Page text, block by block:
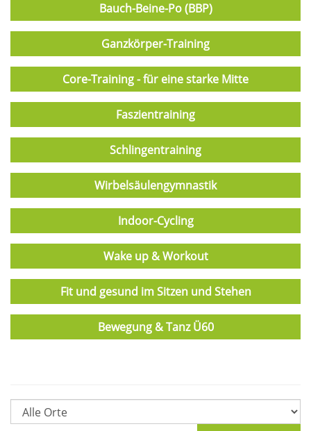
Bauch-Beine-Po (BBP)
Ganzkörper-Training
Core-Training - für eine starke Mitte
Faszientraining
Schlingentraining
Wirbelsäulengymnastik
Indoor-Cycling
Wake up & Workout
Fit und gesund im Sitzen und Stehen
Bewegung & Tanz Ü60